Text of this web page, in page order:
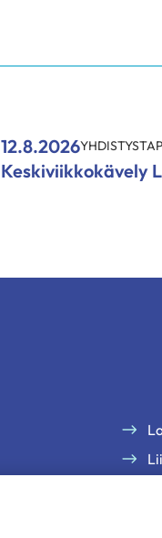
12.8.2026
Keskiviikkokävely